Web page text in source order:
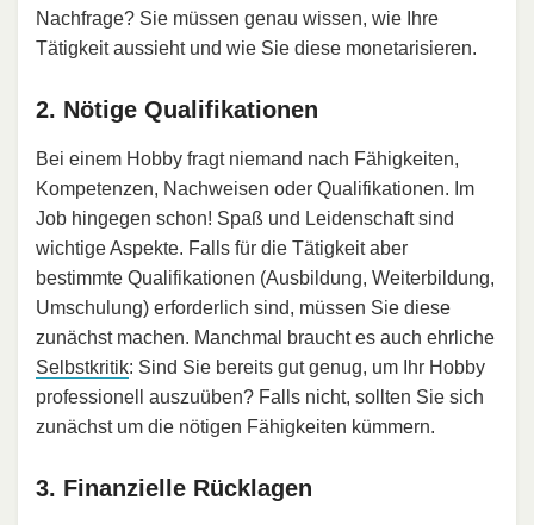
Nachfrage? Sie müssen genau wissen, wie Ihre
Tätigkeit aussieht und wie Sie diese monetarisieren.
2. Nötige Qualifikationen
Bei einem Hobby fragt niemand nach Fähigkeiten,
Kompetenzen, Nachweisen oder Qualifikationen. Im
Job hingegen schon! Spaß und Leidenschaft sind
wichtige Aspekte. Falls für die Tätigkeit aber
bestimmte Qualifikationen (Ausbildung, Weiterbildung,
Umschulung) erforderlich sind, müssen Sie diese
zunächst machen. Manchmal braucht es auch ehrliche
Selbstkritik: Sind Sie bereits gut genug, um Ihr Hobby
professionell auszuüben? Falls nicht, sollten Sie sich
zunächst um die nötigen Fähigkeiten kümmern.
3. Finanzielle Rücklagen